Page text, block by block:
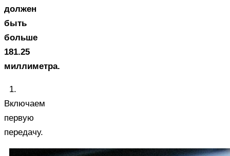
должен
быть
больше
181.25
миллиметра.
1.
Включаем
первую
передачу.